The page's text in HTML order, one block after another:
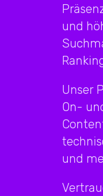
und
Unser
On-
und